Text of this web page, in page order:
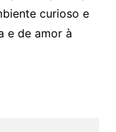
curioso e
e de amor à